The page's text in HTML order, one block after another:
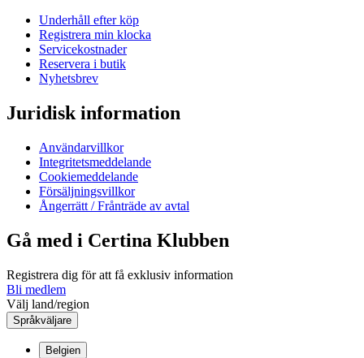
Underhåll efter köp
Registrera min klocka
Servicekostnader
Reservera i butik
Nyhetsbrev
Juridisk information
Användarvillkor
Integritetsmeddelande
Cookiemeddelande
Försäljningsvillkor
Ångerrätt / Frånträde av avtal
Gå med i Certina Klubben
Registrera dig för att få exklusiv information
Bli medlem
Välj land/region
Språkväljare
Belgien